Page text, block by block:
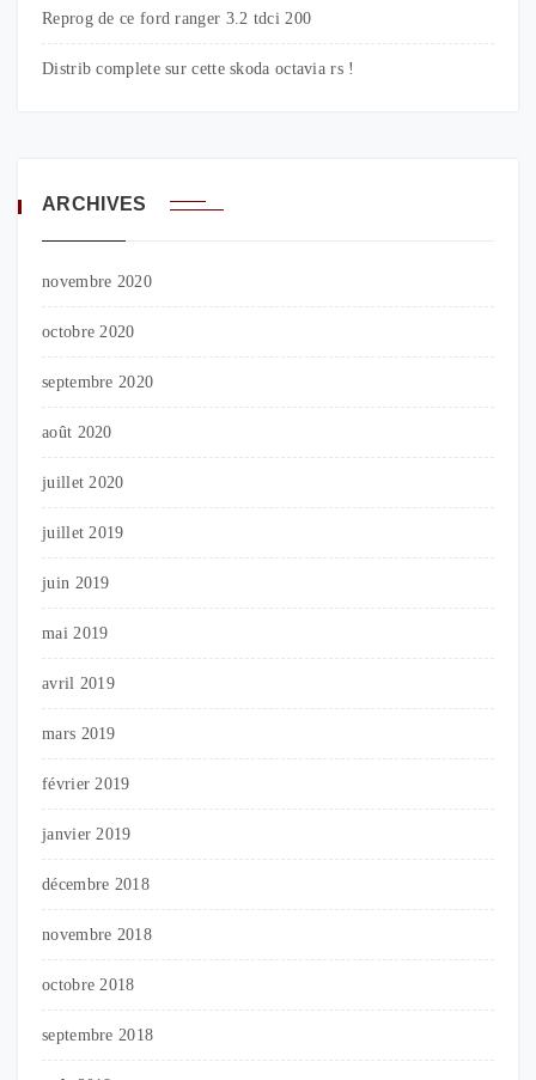
Reprog de ce ford ranger 3.2 tdci 200
Distrib complete sur cette skoda octavia rs !
ARCHIVES
novembre 2020
octobre 2020
septembre 2020
août 2020
juillet 2020
juillet 2019
juin 2019
mai 2019
avril 2019
mars 2019
février 2019
janvier 2019
décembre 2018
novembre 2018
octobre 2018
septembre 2018